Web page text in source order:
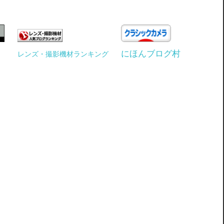
にほんブログ村
レンズ・撮影機材ランキング